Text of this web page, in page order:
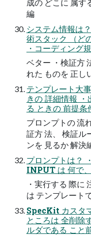
成の​ どこに​ 属す
編
システム情報は
術スタック​ （ど
・コーディング
ベター ・検証方​
れた​ ものを​ 正し
テンプレート大
きの​ 詳細情報
る​ ときの​ 前提条
プロンプトの​ 流
証方​ 法、​ 検証ル
ンを​ 見るか​ 解決
プロンプトは？​
INPUT は​ 何で
・実行する​ 際に​
は​ テンプレート
SpecKit カスタ
ところは​ 全削除
ルダである​ こと